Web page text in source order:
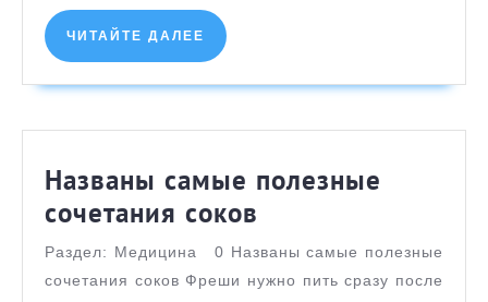
фрукты
ЧИТАЙТЕ ДАЛЕЕ ЧИТАЙТЕ
ДАЛЕЕ
Названы самые полезные
сочетания соков
самые
полезные
Раздел: Медицина 0 Названы самые полезные
сочетания соков Фреши нужно пить сразу после